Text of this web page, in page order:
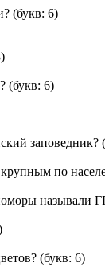
(букв: 6)
(букв: 6)
заповедник?
по
поморы
(букв: 6)